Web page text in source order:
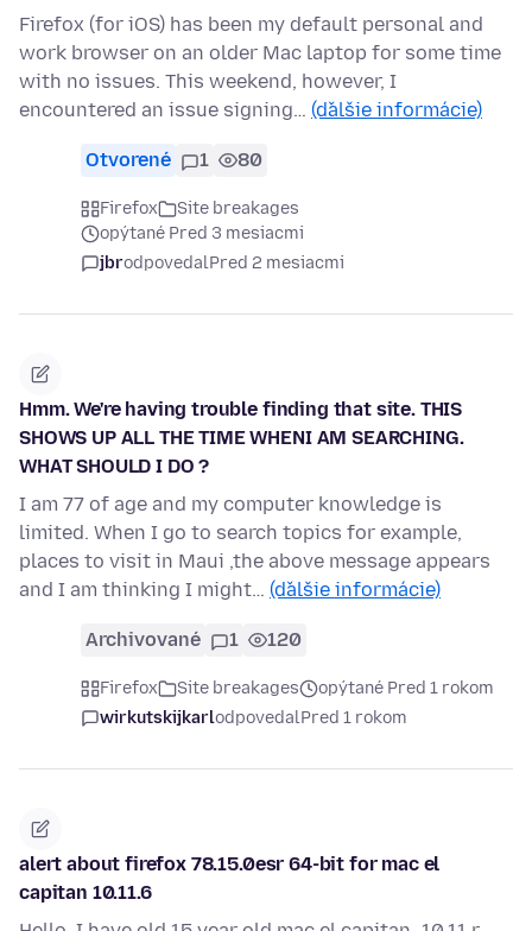
Firefox (for iOS) has been my default personal and
work browser on an older Mac laptop for some time
with no issues. This weekend, however, I
encountered an issue signing… (ďalšie informácie)
Otvorené 1 80
Firefox
Site breakages
opýtané Pred 3 mesiacmi
jbrodpovedalPred 2 mesiacmi
Hmm. We're having trouble finding that site. THIS
SHOWS UP ALL THE TIME WHENI AM SEARCHING.
WHAT SHOULD I DO ?
I am 77 of age and my computer knowledge is
limited. When I go to search topics for example,
places to visit in Maui ,the above message appears
and I am thinking I might… (ďalšie informácie)
Archivované 1 120
Firefox Site breakages
opýtané Pred 1 rokom
wirkutskijkarlodpovedalPred 1 rokom
alert about firefox 78.15.0esr 64-bit for mac el
capitan 10.11.6